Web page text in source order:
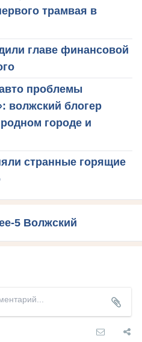
трамвая в
главе финансовой
проблемы
волжский блогер
городе и
странные горящие
5 Волжский